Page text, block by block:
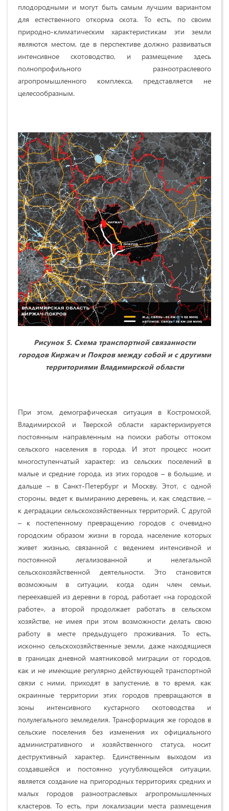
плодородными и могут быть самым лучшим вариантом
для естественного откорма скота. То есть, по своим
природно-климатическим характеристикам эти земли
являются местом, где в перспективе должно развиваться
интенсивное скотоводство, и размещение здесь
полнопрофильного разноотраслевого
агропромышленного комплекса, представляется не
целесообразным.
Рисунок 5. Схема транспортной связанности
городов Киржач и Покров между собой и с другими
территориями Владимирской области
При этом, демографическая ситуация в Костромской,
Владимирской и Тверской области характеризируется
постоянным направленным на поиски работы оттоком
сельского населения в города. И этот процесс носит
многоступенчатый характер: из сельских поселений в
малые и средние города, из этих городов – в большие, и
дальше – в Санкт-Петербург и Москву. Этот, с одной
стороны, ведет к вымиранию деревень, и, как следствие, –
к деградации сельскохозяйственных территорий. С другой
– к постепенному превращению городов с очевидно
городским образом жизни в города, население которых
живет жизнью, связанной с ведением интенсивной и
постоянной легализованной и нелегальной
сельскохозяйственной деятельности. Это становится
возможным в ситуации, когда один член семьи,
переехавшей из деревни в город, работает «на городской
работе», а второй продолжает работать в сельском
хозяйстве, не имея при этом возможности делать свою
работу в месте предыдущего проживания. То есть,
исконно сельскохозяйственные земли, даже находящиеся
в границах дневной маятниковой миграции от городов,
как и не имеющие регулярно действующей транспортной
связи с ними, приходят в запустение, в то время, как
окраинные территории этих городов превращаются в
зоны интенсивного кустарного скотоводства и
полулегального земледелия. Трансформация же городов в
сельские поселения без изменения их официального
административного и хозяйственного статуса, носит
деструктивный характер. Единственным выходом из
создавшейся и постоянно усугубляющейся ситуации,
является создание на пригородных территориях средних и
малых городов разноотраслевых агропромышленных
кластеров. То есть, при локализации места размещения